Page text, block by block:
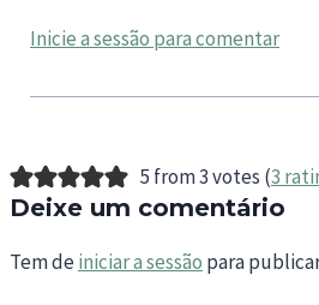
Inicie a sessão para comentar
5 from 3 votes (3
Deixe um comentário
Tem deiniciar a sessão para